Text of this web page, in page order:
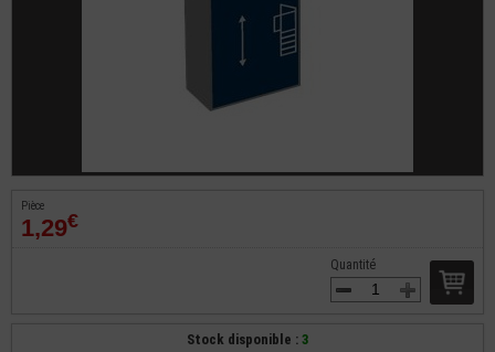
Pièce
1,29€
Quantité
Stock disponible : 3